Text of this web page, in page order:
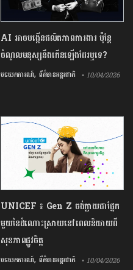
AI អាចបង្កើនផលិតភាពការងារ ប៉ុន្តែ
ចំណូលមនុស្សនឹងកើនឡើងដែរឬទេ?
បទយកការណ៍, ព័ត៌មានអន្តរជាតិ • 10/04/2026
UNICEF ៖ Gen Z ចង់ក្លាយ​ជា​ផ្នែក​
មួយ​នៃ​ដំណោះស្រាយ​នៅ​ពេល​និយាយ​ពី
សុខភាព​ផ្លូវចិត្ត
បទយកការណ៍, ព័ត៌មានអន្តរជាតិ • 10/04/2026